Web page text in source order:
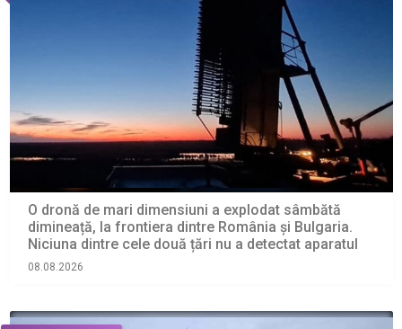
O dronă de mari dimensiuni a explodat sâmbătă
dimineață, la frontiera dintre România și Bulgaria.
Niciuna dintre cele două țări nu a detectat aparatul
08.08.2026